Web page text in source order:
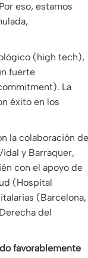
eso, estamos
(high tech),
fuerte
La
éxito en los
la colaboración de
y Barraquer,
con el apoyo de
(Hospital
(Barcelona,
del
favorablemente